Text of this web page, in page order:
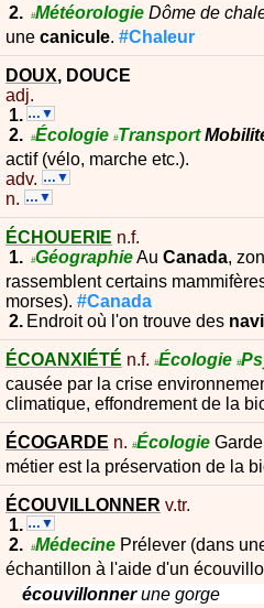
#Météorologie Dôme de
une canicule. #Chaleur
DOUX, DOUCE
adj.
…▼
#Écologie #Transport
actif (vélo, marche etc.).
adv. …▼
n. …▼
ÉCHOUERIE n.f.
#GéographieAu Canada,
rassemblent certains
morses). #Canada
Endroit où l'on trouve des
ÉCOANXIÉTÉ n.f. #Écologie #
causée par la crise
climatique, effondrement de la
ÉCOGARDE n. #Écologie
métier est la préservation de la
ÉCOUVILLONNER v.tr.
…▼
#Médecine Prélever (dans
échantillon à l'aide d'un
écouvillonnerune gorge